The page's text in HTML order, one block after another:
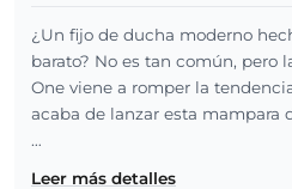
¿Un fijo de ducha moderno
barato? No es tan común, pero
One viene a romper la
acaba de lanzar esta mampara
…
Leer más detalles